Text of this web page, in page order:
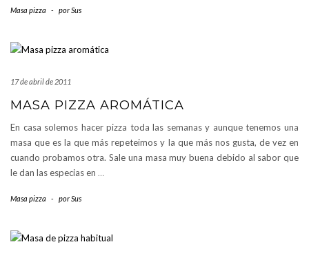
Masa pizza - porSus
17 de abril de 2011
MASA PIZZA AROMÁTICA
En casa solemos hacer pizza toda las semanas y aunque tenemos una
masa que es la que más repeteimos y la que más nos gusta, de vez en
cuando probamos otra. Sale una masa muy buena debido al sabor que
le dan las especias en …
Masa pizza - porSus